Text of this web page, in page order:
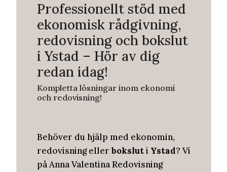
Professionellt stöd med
ekonomisk rådgivning,
redovisning och bokslut
i Ystad – Hör av dig
redan idag!
Kompletta lösningar inom ekonomi
och redovisning!
Behöver du hjälp med ekonomin,
redovisning ellerboksluti Ystad? Vi
på Anna Valentina Redovisning